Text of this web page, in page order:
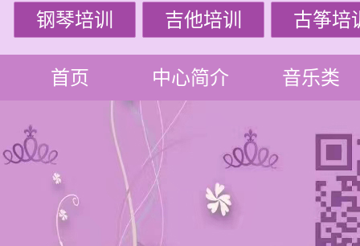
钢琴培训 吉他培训 古筝培
首页 中心简介 音乐类